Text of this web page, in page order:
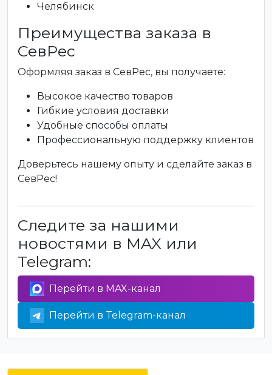
Челябинск
Преимущества заказа в
СевРес
Оформляя заказ в СевРес, вы получаете:
Высокое качество товаров
Гибкие условия доставки
Удобные способы оплаты
Профессиональную поддержку клиентов
Доверьтесь нашему опыту и сделайте заказ в
СевРес!
Следите за нашими
новостями в MAX или
Telegram:
Перейти в MAX-канал
Перейти в Telegram-канал